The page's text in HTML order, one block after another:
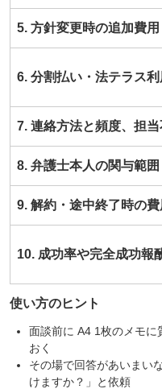
5. 方針変更時の追加費用
6. 分割払い・法テラス
7. 連絡方法と頻度、担
8. 弁護士本人の関与範囲
9. 解約・途中終了時の
10. 成功率や完全成功報
使い方のヒント
面談前に A4 1枚のメモに
おく
その場で回答があいまい
けますか？」と依頼